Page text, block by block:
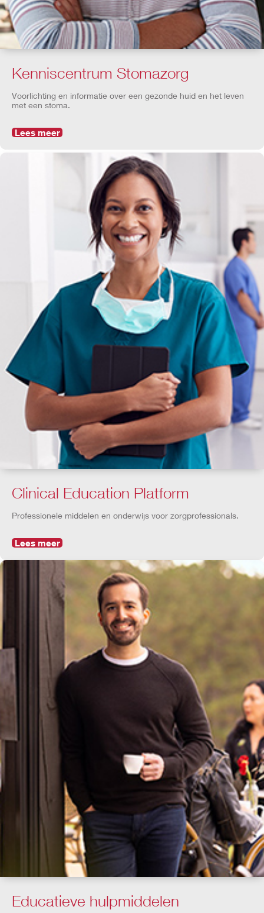
Kenniscentrum Stomazorg
Voorlichting en informatie over een gezonde huid en het leven
met een stoma.
Lees meer
Clinical Education Platform
Professionele middelen en onderwijs voor zorgprofessionals.
Lees meer
Educatieve hulpmiddelen